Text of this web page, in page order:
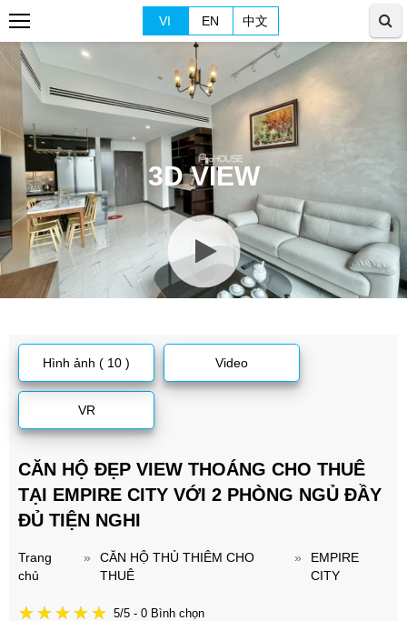
VI EN 中文
3D VIEW
Hình ảnh ( 10 ) Video
VR
CĂN HỘ ĐẸP VIEW THOÁNG CHO THUÊ
TẠI EMPIRE CITY VỚI 2 PHÒNG NGỦ ĐẦY
ĐỦ TIỆN NGHI
Trang
chủ
»
CĂN HỘ THỦ THIÊM CHO
THUÊ
»
EMPIRE
CITY
5/5 - 0 Bình chọn